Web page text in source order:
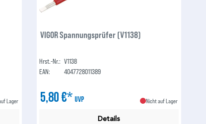
Lager
VIGOR Spannungsprüfer (V1138)
Hrst.-Nr.: V1138
EAN:
4047728011389
5,80 €* UVP Nicht auf Lager
Details